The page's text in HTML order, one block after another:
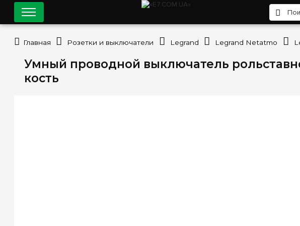
Умный проводной выключатель
кость
Главная Розетки и выключатели Legrand Legrand Netatmo